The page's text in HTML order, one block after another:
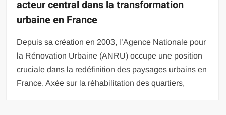
acteur central dans la transformation
urbaine en France
Depuis sa création en 2003, l’Agence Nationale pour
la Rénovation Urbaine (ANRU) occupe une position
cruciale dans la redéfinition des paysages urbains en
France. Axée sur la réhabilitation des quartiers,